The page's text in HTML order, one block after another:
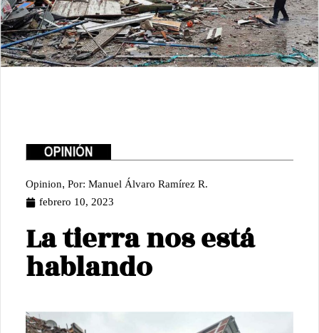
Opinion, Por: Manuel Álvaro Ramírez R.
febrero 10, 2023
La tierra nos está
hablando